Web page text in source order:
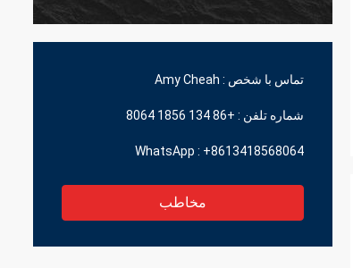
تماس با شخص : Amy Cheah
شماره تلفن : +86 134 1856 8064
WhatsApp : +8613418568064
مخاطب